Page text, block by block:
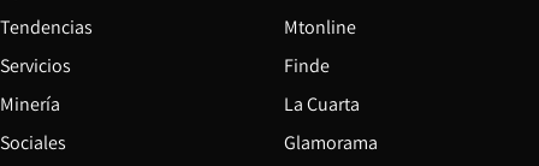
Tendencias
Servicios
Minería
Sociales
Mtonline
Finde
La Cuarta
Glamorama